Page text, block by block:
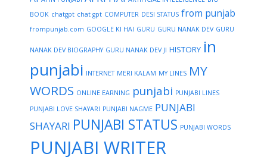
BOOK chatgpt chat gpt COMPUTER DESI STATUS from punjab
frompunjab.com GOOGLE KI HAI GURU GURU NANAK DEV GURU
NANAK DEV BIOGRAPHY GURU NANAK DEV JI HISTORY in
punjabi INTERNET MERI KALAM MY LINES MY
WORDS ONLINE EARNING punjabi PUNJABI LINES
PUNJABI LOVE SHAYARI PUNJABI NAGME PUNJABI
SHAYARI PUNJABI STATUS PUNJABI WORDS
PUNJABI WRITER